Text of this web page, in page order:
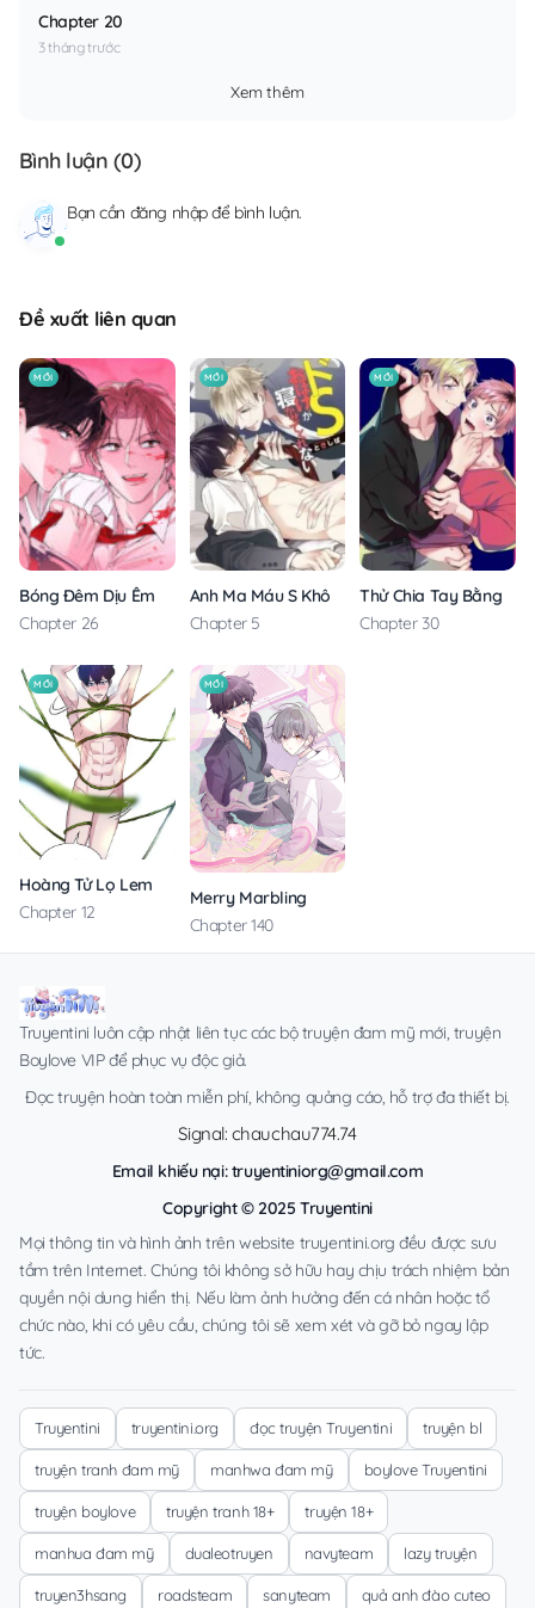
Chapter 20
3 tháng trước
Xem thêm
Bình luận (0)
Bạn cần đăng nhậpđể bình luận.
Đề xuất liên quan
MỚI
Bóng Đêm Dịu Êm
Chapter 26
MỚI
Anh Ma Máu S Không Cho Tôi Ngủ Yên
Chapter 5
MỚI
Thử Chia Tay Bằng
Chapter 30
MỚI
Hoàng Tử Lọ Lem
Chapter 12
MỚI
Merry Marbling
Chapter 140
Truyentini luôn cập nhật liên tục các bộ truyện đam mỹ mới, truyện
Boylove VIP để phục vụ độc giả.
Đọc truyện hoàn toàn miễn phí, không quảng cáo, hỗ trợ đa thiết bị.
Signal: chauchau774.74
Email khiếu nại:truyentiniorg@gmail.com
Copyright © 2025 Truyentini
Mọi thông tin và hình ảnh trên website truyentini.org đều được sưu
tầm trên Internet. Chúng tôi không sở hữu hay chịu trách nhiệm bản
quyền nội dung hiển thị. Nếu làm ảnh hưởng đến cá nhân hoặc tổ
chức nào, khi có yêu cầu, chúng tôi sẽ xem xét và gỡ bỏ ngay lập
tức.
Truyentini truyentini.org đọc truyện Truyentini truyện bl
truyện tranh đam mỹ manhwa đam mỹ boylove Truyentini
truyện boylove truyện tranh 18+ truyện 18+
manhua đam mỹ dualeotruyen navyteam lazy truyện
truyen3hsang roadsteam sanyteam quả anh đào cuteo